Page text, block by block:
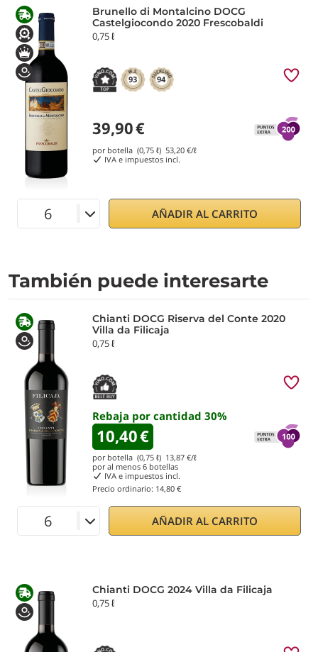
Brunello di Montalcino DOCG
Castelgiocondo 2020 Frescobaldi
0,75 ℓ
93 94
39,90€
por botella (0,75 ℓ) 53,20 €/ℓ
IVA e impuestos incl.
AÑADIR AL CARRITO
También puede interesarte
Chianti DOCG Riserva del Conte 2020
Villa da Filicaja
0,75 ℓ
Rebaja por cantidad 30%
10,40€
por botella (0,75 ℓ) 13,87 €/ℓ
por al menos 6 botellas
IVA e impuestos incl.
Precio ordinario: 14,80 €
AÑADIR AL CARRITO
Chianti DOCG 2024 Villa da Filicaja
0,75 ℓ